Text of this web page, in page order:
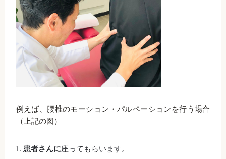
例えば、腰椎のモーション・パルペーションを行う場合
（上記の図）
患者さんに座ってもらいます。